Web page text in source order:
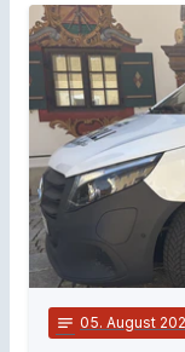
notes 05. August